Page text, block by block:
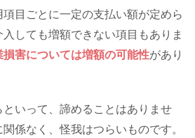
項目ごとに一定の支払い額が定めら
しても増額できない項目もありま
害については増額の可能性があり
いって、諦めることはありませ
係なく、怪我はつらいものです。